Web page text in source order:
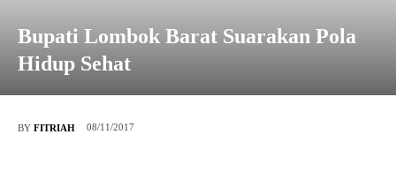
Bupati Lombok Barat Suarakan Pola
Hidup Sehat
BY FITRIAH 08/11/2017